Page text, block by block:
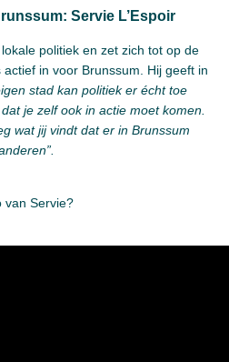
Servie L’Espoir
politiek en zet zich tot op de
in voor Brunssum. Hij geeft in
stad kan politiek er écht toe
je zelf ook in actie moet komen.
wat jij vindt dat er in Brunssum
van Servie?